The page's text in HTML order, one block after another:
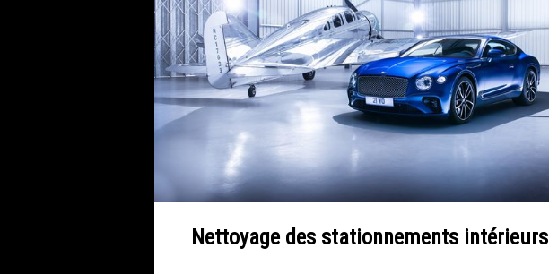
Nettoyage des stationnements intérieurs